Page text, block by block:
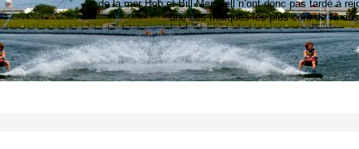
de la mer Bob et Bill Meistrell n’ont donc pas tardé à
une des marques les plus core de